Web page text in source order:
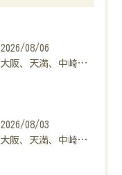
2026/08/06
【大阪、天満、中崎町の占い】madam豊子、本日のメッセージ
2026/08/03
【大阪、天満、中崎町の占い】madam豊子、本日のメッセージ